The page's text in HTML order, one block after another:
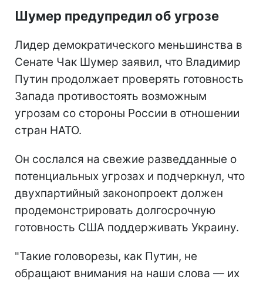
Шумер предупредил об угрозе
Лидер демократического меньшинства в
Сенате Чак Шумер заявил, что Владимир
Путин продолжает проверять готовность
Запада противостоять возможным
угрозам со стороны России в отношении
стран НАТО.
Он сослался на свежие разведданные о
потенциальных угрозах и подчеркнул, что
двухпартийный законопроект должен
продемонстрировать долгосрочную
готовность США поддерживать Украину.
"Такие головорезы, как Путин, не
обращают внимания на наши слова — их